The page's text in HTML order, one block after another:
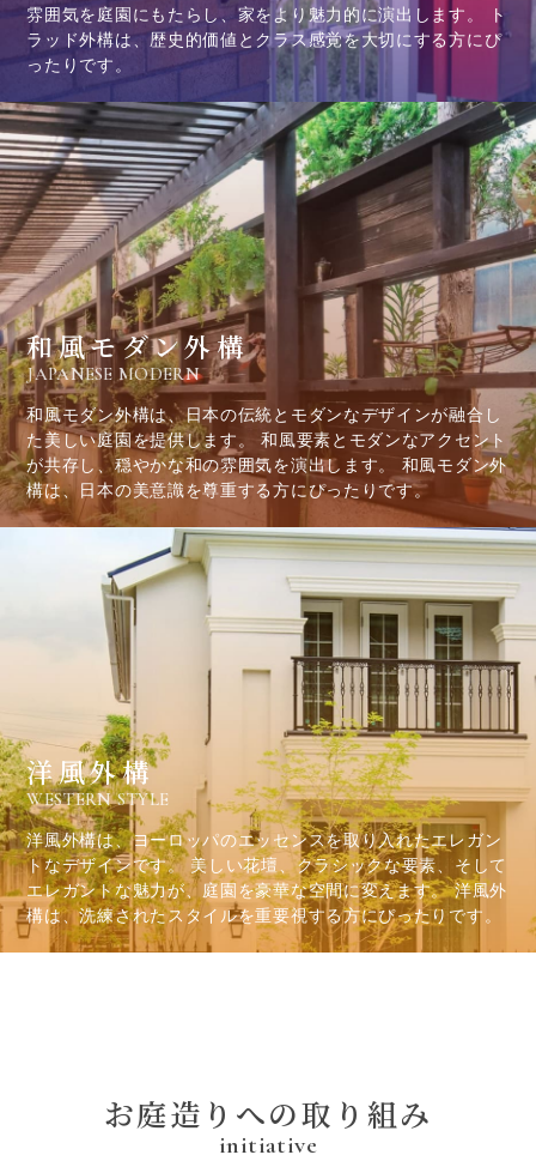
雰囲気を庭園にもたらし、家をより魅力的に演出します。 ト
ラッド外構は、歴史的価値とクラス感覚を大切にする方にぴ
ったりです。
和風モダン外構
JAPANESE MODERN
和風モダン外構は、日本の伝統とモダンなデザインが融合し
た美しい庭園を提供します。 和風要素とモダンなアクセント
が共存し、穏やかな和の雰囲気を演出します。 和風モダン外
構は、日本の美意識を尊重する方にぴったりです。
洋風外構
WESTERN STYLE
洋風外構は、ヨーロッパのエッセンスを取り入れたエレガン
トなデザインです。 美しい花壇、クラシックな要素、そして
エレガントな魅力が、庭園を豪華な空間に変えます。 洋風外
構は、洗練されたスタイルを重要視する方にぴったりです。
お庭造 り への取 り 組み
initiative